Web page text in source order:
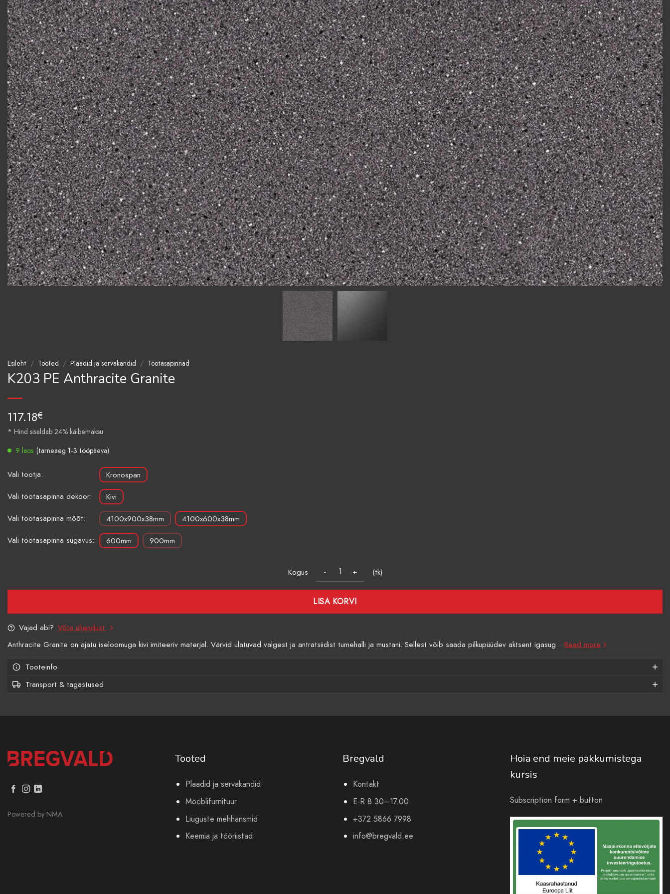
Esileht / Tooted / Plaadid ja servakandid / Töötasapinnad
K203 PE Anthracite Granite
117.18€
* Hind sisaldab 24% käibemaksu
9 laos (tarneaeg 1-3 tööpäeva)
Vali tootja:
Kronospan
Vali töötasapinna dekoor:
Kivi
Vali töötasapinna mõõt:
4100x900x38mm
4100x600x38mm
Vali töötasapinna sügavus:
600mm 900mm
Kogus (tk)
LISA KORVI
Vajad abi? Võta ühendust
Anthracite Granite on ajatu iseloomuga kivi imiteeriv materjal. Värvid ulatuvad valgest ja antratsiidist tumehalli ja mustani. Sellest võib saada pilkupüüdev aktsent igasug... Read more
Tooteinfo
Transport & tagastused
Powered by NMA
Tooted
Plaadid ja servakandid
Mööblifurnituur
Liuguste mehhansmid
Keemia ja tööriistad
Bregvald
Kontakt
E-R 8.30–17.00
+372 5866 7998
info@bregvald.ee
Hoia end meie pakkumistega
kursis
Subscription form + button